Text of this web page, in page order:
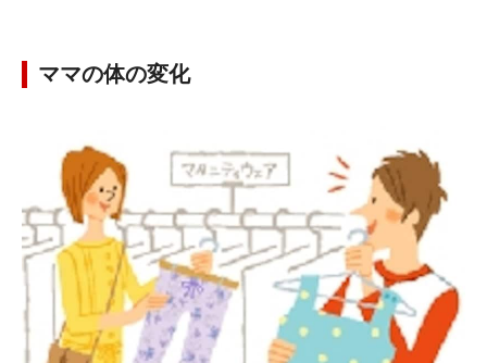
ママの体の変化